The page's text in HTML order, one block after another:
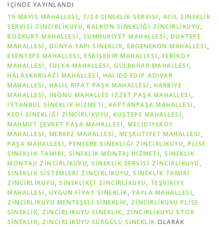
IÇINDE YAYINLANDI
19 MAYIS MAHALLESİ, 7/24 SINEKLIK SERVISI , ACIL SINEKLIK
SERVISI ZINCIRLIKUYU, BALKON SINEKLIĞI ZINCIRLIKUYU ,
BOZKURT MAHALLESİ , CUMHURİYET MAHALLESİ , DUATEPE
MAHALLESİ , DÜNYA YAPI SINEKLIK, ERGENEKON MAHALLESİ ,
ESENTEPE MAHALLESİ, ESKİŞEHİR MAHALLESİ , FERİKÖY
MAHALLESİ , FULYA MAHALLESİ, GÜLBAHAR MAHALLESİ,
HALASKARGAZİ MAHALLESİ, HALİDE EDİP ADIVAR
MAHALLESİ , HALİL RIFAT PAŞA MAHALLESİ , HARBİYE
MAHALLESİ , İNÖNÜ MAHALLES İZZET PAŞA MAHALLESİ,
İSTANBUL SINEKLIK HIZMETI , KAPTANPAŞA MAHALLESİ ,
KEDI SINEKLIĞI ZINCIRLIKUYU , KUŞTEPE MAHALLESİ,
MAHMUT ŞEVKET PAŞA MAHALLESİ, MECİDİYEKÖY
MAHALLESİ , MERKEZ MAHALLESİ , MEŞRUTİYET MAHALLESİ ,
PAŞA MAHALLESİ, PENCERE SINEKLIĞI ZINCIRLIKUYU, PLISE
SINEKLIK TAMIRI , SINEKLIK MONTAJ HIZMETI, SINEKLIK
MONTAJI ZINCIRLIKUYU, SINEKLIK SERVISI ZINCIRLIKUYU ,
SINEKLIK SISTEMLERI ZINCIRLIKUYU, SINEKLIK TAMIRI
ZINCIRLIKUYU, SINEKLIKÇI ZINCIRLIKUYU , TEŞVİKİYE
MAHALLESİ , UYGUN FIYAT SINEKLIK, YAYLA MAHALLESİ,
ZINCIRLIKUYU MENTEŞELI SINEKLIK, ZINCIRLIKUYU PLISE
SINEKLIK, ZINCIRLIKUYU SINEKLIK, ZINCIRLIKUYU STOR
SINEKLIK, ZINCIRLIKUYU SÜRGÜLÜ SINEKLIK OLARAK